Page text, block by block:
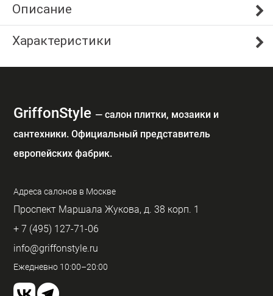
Описание
Характеристики
GriffonStyle — cалон плитки, мозаики и
сантехники. Официальный представитель
европейских фабрик.
Адреса салонов в Москве
Проспект Маршала Жукова, д. 38 корп. 1
+ 7 (495) 127-71-06
info@griffonstyle.ru
Ежедневно 10:00–20:00